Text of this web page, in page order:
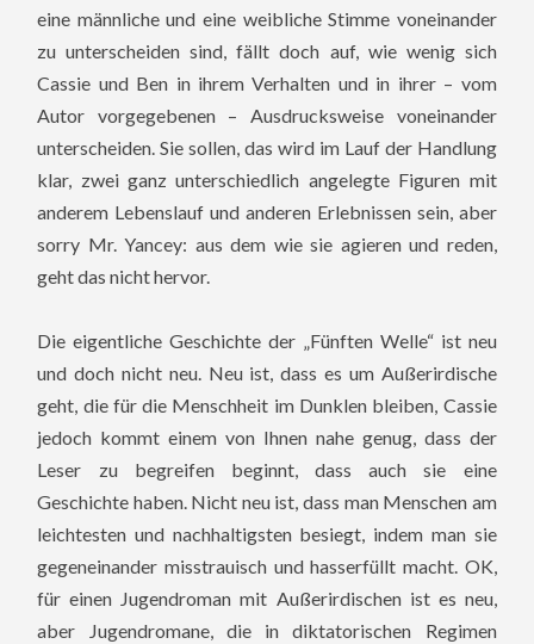
eine männliche und eine weibliche Stimme voneinander
zu unterscheiden sind, fällt doch auf, wie wenig sich
Cassie und Ben in ihrem Verhalten und in ihrer – vom
Autor vorgegebenen – Ausdrucksweise voneinander
unterscheiden. Sie sollen, das wird im Lauf der Handlung
klar, zwei ganz unterschiedlich angelegte Figuren mit
anderem Lebenslauf und anderen Erlebnissen sein, aber
sorry Mr. Yancey: aus dem wie sie agieren und reden,
geht das nicht hervor.
Die eigentliche Geschichte der „Fünften Welle“ ist neu
und doch nicht neu. Neu ist, dass es um Außerirdische
geht, die für die Menschheit im Dunklen bleiben, Cassie
jedoch kommt einem von Ihnen nahe genug, dass der
Leser zu begreifen beginnt, dass auch sie eine
Geschichte haben. Nicht neu ist, dass man Menschen am
leichtesten und nachhaltigsten besiegt, indem man sie
gegeneinander misstrauisch und hasserfüllt macht. OK,
für einen Jugendroman mit Außerirdischen ist es neu,
aber Jugendromane, die in diktatorischen Regimen